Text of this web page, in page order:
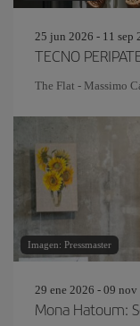
25 jun 2026 - 11 sep
TECNO
The Flat - Massimo
Imagen: Pressmaster
29 ene 2026 - 09 nov
Mona Hatoum: